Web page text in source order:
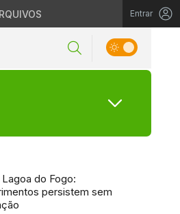
Entrar
do Fogo:
persistem sem